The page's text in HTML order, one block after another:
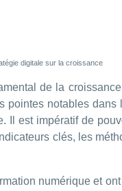
digitale sur la croissance
de la
pointes notables
Il est impératif de
clés, les
numérique et